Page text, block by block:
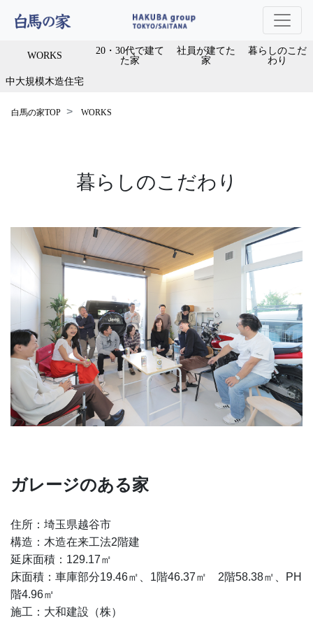
WORKS
20・30代で建て
た家
社員が建てた
家
暮らしのこだ
わり
中大規模木造住宅
白馬の家TOP WORKS
暮らしのこだわり
ガレージのある家
住所：埼玉県越谷市
構造：木造在来工法2階建
延床面積：129.17㎡
床面積：車庫部分19.46㎡、1階46.37㎡ 2階58.38㎡、PH
階4.96㎡
施工：大和建設（株）